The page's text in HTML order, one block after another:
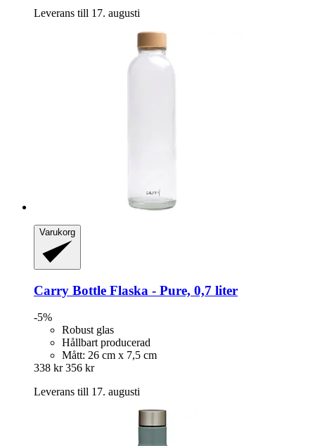
Leverans till 17. augusti
Varukorg
Carry Bottle Flaska -​ Pure, 0,7 liter
-5%
Robust glas
Hållbart producerad
Mått: 26 cm x 7,5 cm
338 kr 356 kr
Leverans till 17. augusti